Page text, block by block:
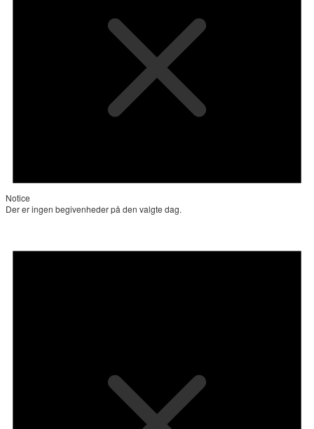
Notice
Der er ingen begivenheder på den valgte dag.